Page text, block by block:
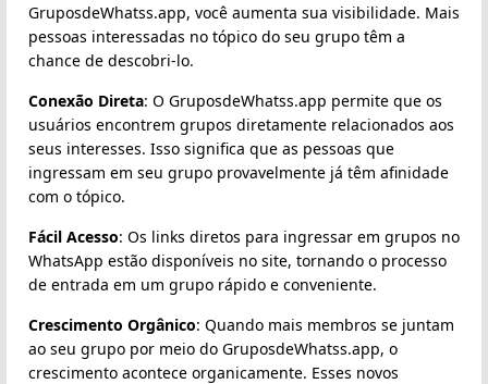
GruposdeWhatss.app, você aumenta sua visibilidade. Mais
pessoas interessadas no tópico do seu grupo têm a
chance de descobri-lo.
Conexão Direta: O GruposdeWhatss.app permite que os
usuários encontrem grupos diretamente relacionados aos
seus interesses. Isso significa que as pessoas que
ingressam em seu grupo provavelmente já têm afinidade
com o tópico.
Fácil Acesso: Os links diretos para ingressar em grupos no
WhatsApp estão disponíveis no site, tornando o processo
de entrada em um grupo rápido e conveniente.
Crescimento Orgânico: Quando mais membros se juntam
ao seu grupo por meio do GruposdeWhatss.app, o
crescimento acontece organicamente. Esses novos